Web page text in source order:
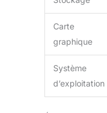
Carte
graphique
Système
d’exploitation